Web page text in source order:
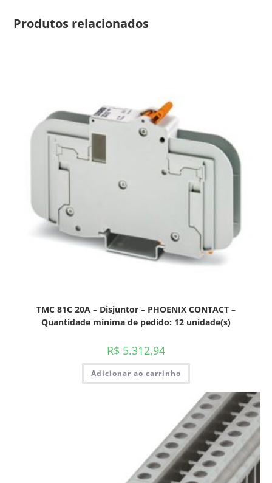
Produtos relacionados
TMC 81C 20A – Disjuntor – PHOENIX CONTACT –
Quantidade mínima de pedido: 12 unidade(s)
R$ 5.312,94
Adicionar ao carrinho